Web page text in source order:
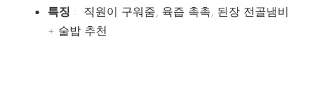
특징 : 직원이 구워줌, 육즙 촉촉, 된장 전골냄비
+ 술밥 추천